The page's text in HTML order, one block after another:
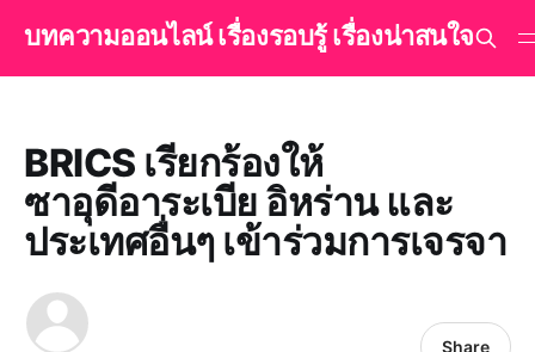
บทความออนไลน์ เรื่องรอบรู้ เรื่องน่าสนใจ
BRICS เรียกร้องให้
ซาอุดีอาระเบีย อิหร่าน และ
ประเทศอื่นๆ เข้าร่วมการเจรจา
Share